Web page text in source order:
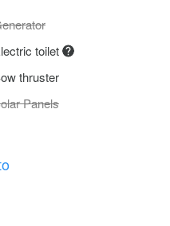
toilet
thruster
Panels